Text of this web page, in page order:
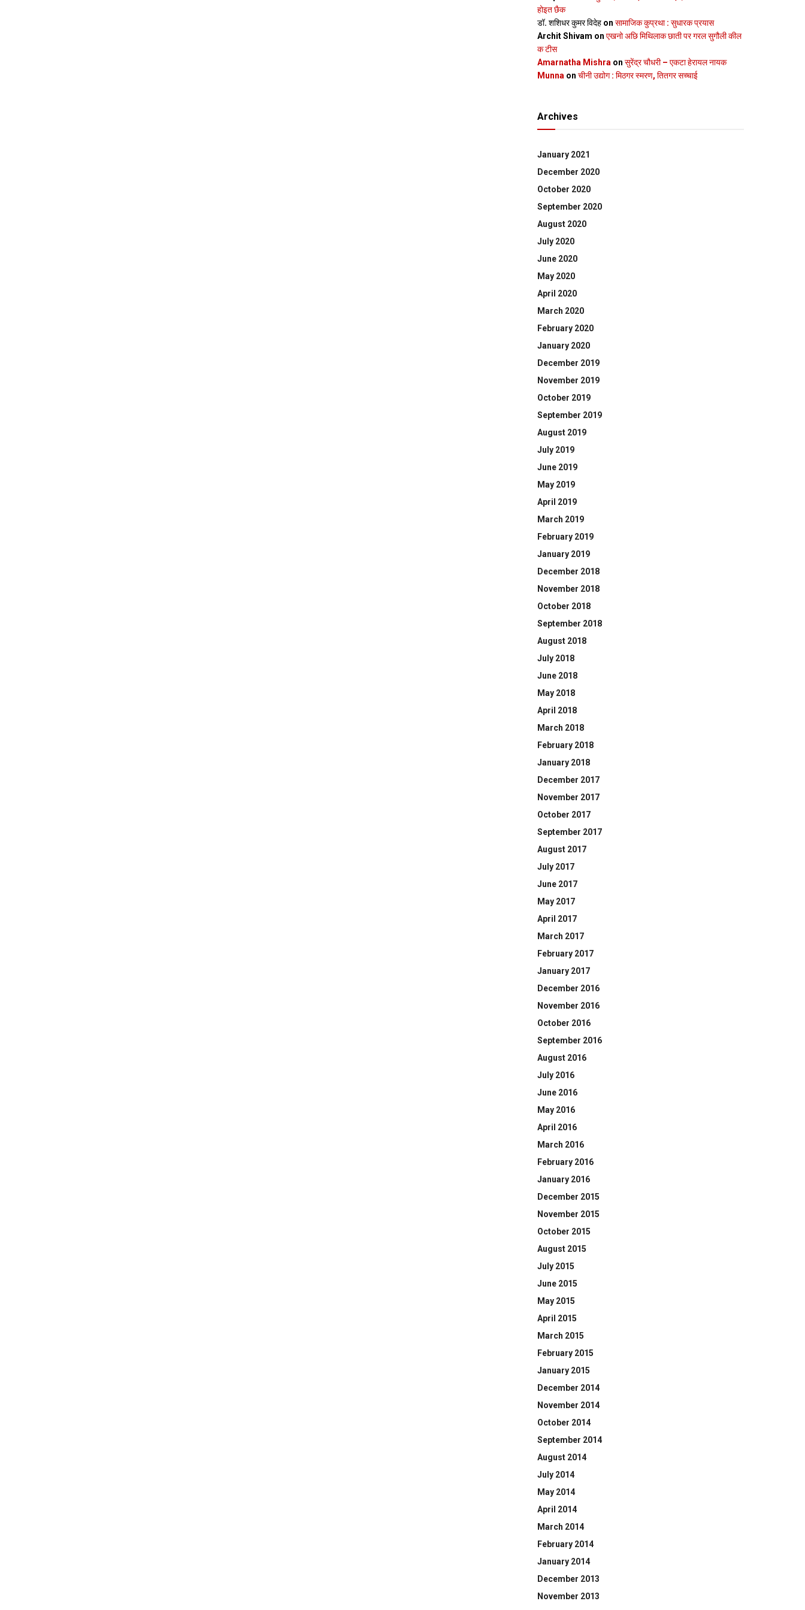
होइत छैक
डॉ. शशिधर कुमर विदेह on सामाजिक कुप्रथा : सुधारक प्रयास
Archit Shivam on एखनो अछि मिथिलाक छाती पर गरल सुगौली कील
क टीस
Amarnatha Mishra on सुरेंद्र चौधरी – एकटा हेरायल नायक
Munna on चीनी उद्योग : मिठगर स्‍मरण, तितगर सच्‍चाई
Archives
January 2021
December 2020
October 2020
September 2020
August 2020
July 2020
June 2020
May 2020
April 2020
March 2020
February 2020
January 2020
December 2019
November 2019
October 2019
September 2019
August 2019
July 2019
June 2019
May 2019
April 2019
March 2019
February 2019
January 2019
December 2018
November 2018
October 2018
September 2018
August 2018
July 2018
June 2018
May 2018
April 2018
March 2018
February 2018
January 2018
December 2017
November 2017
October 2017
September 2017
August 2017
July 2017
June 2017
May 2017
April 2017
March 2017
February 2017
January 2017
December 2016
November 2016
October 2016
September 2016
August 2016
July 2016
June 2016
May 2016
April 2016
March 2016
February 2016
January 2016
December 2015
November 2015
October 2015
August 2015
July 2015
June 2015
May 2015
April 2015
March 2015
February 2015
January 2015
December 2014
November 2014
October 2014
September 2014
August 2014
July 2014
May 2014
April 2014
March 2014
February 2014
January 2014
December 2013
November 2013